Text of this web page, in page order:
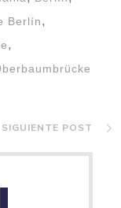
Berlín,
,
SIGUIENTE POST